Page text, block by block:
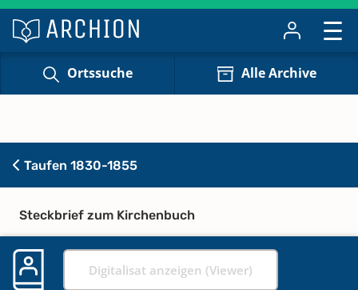
Ortssuche Alle Archive
Taufen 1830-1855
Steckbrief zum Kirchenbuch
Digitalisat anzeigen (Viewer)